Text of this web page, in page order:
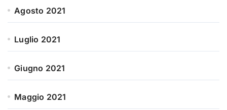
Agosto 2021
Luglio 2021
Giugno 2021
Maggio 2021